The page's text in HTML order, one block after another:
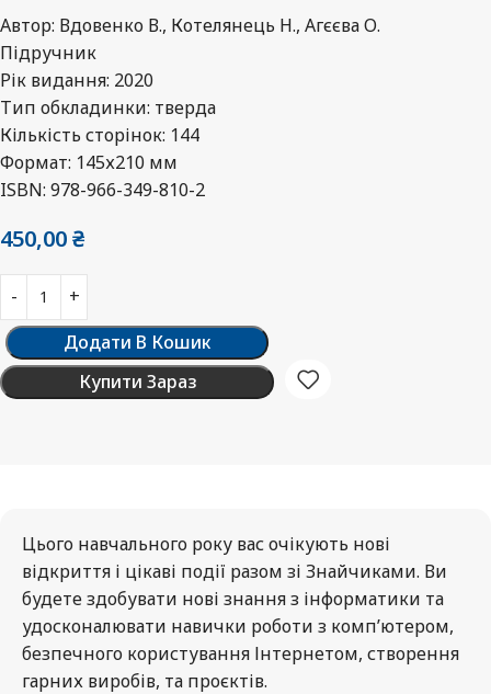
Автор: Вдовенко В., Котелянець Н., Агєєва О.
Підручник
Рік видання: 2020
Тип обкладинки: тверда
Кількість сторінок: 144
Формат: 145х210 мм
ISBN: 978-966-349-810-2
450,00₴
Додати В Кошик
Купити Зараз
Цього навчального року вас очікують нові
відкриття і цікаві події разом зі Знайчиками. Ви
будете здобувати нові знання з інформатики та
удосконалювати навички роботи з комп’ютером,
безпечного користування Інтернетом, створення
гарних виробів, та проєктів.